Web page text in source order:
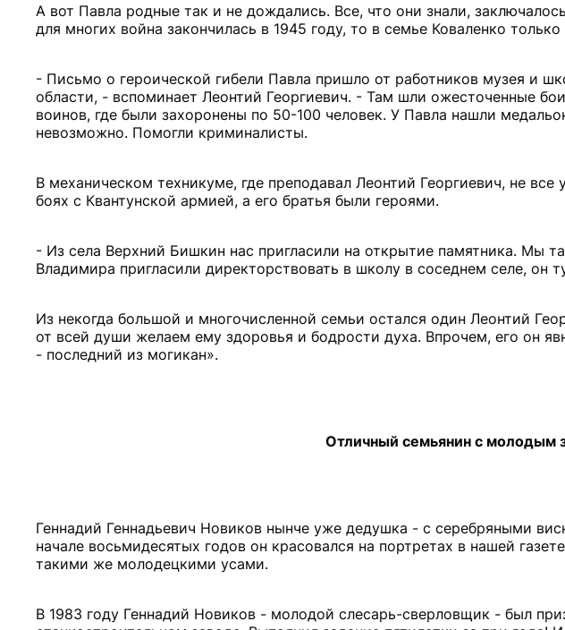
А вот Павла родные так и не дождались. Все, что они знали,
для многих война закончилась в 1945 году, то в семье Коваленко только
- Письмо о героической гибели Павла пришло от работников музея и
области, - вспоминает Леонтий Георгиевич. - Там шли ожесточенные
воинов, где были захоронены по 50-100 человек. У Павла нашли
невозможно. Помогли криминалисты.
В механическом техникуме, где преподавал Леонтий Георгиевич, не все
боях с Квантунской армией, а его братья были героями.
- Из села Верхний Бишкин нас пригласили на открытие памятника. Мы
Владимира пригласили директорствовать в школу в соседнем селе, он
Из некогда большой и многочисленной семьи остался один Леонтий
от всей души желаем ему здоровья и бодрости духа. Впрочем, его он
- последний из могикан».
Отличный семьянин с молодым
Геннадий Геннадьевич Новиков нынче уже дедушка - с серебряными
начале восьмидесятых годов он красовался на портретах в нашей
такими же молодецкими усами.
В 1983 году Геннадий Новиков - молодой слесарь-сверловщик - был